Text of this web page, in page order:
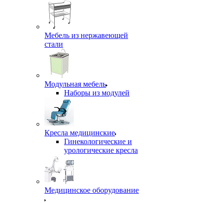
Мебель из нержавеющей
стали
Модульная мебель
Наборы из модулей
Кресла медицинские
Гинекологические и
урологические кресла
Медицинское оборудование